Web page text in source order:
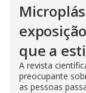
que a
A revista
preocupante
as pessoas